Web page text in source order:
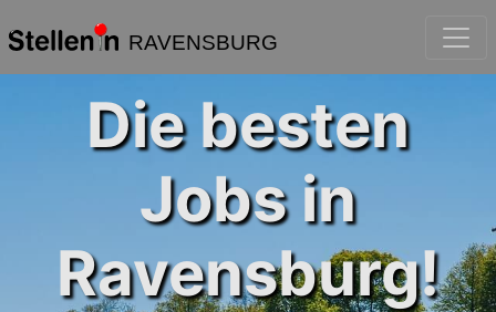
RAVENSBURG
Die besten
Jobs in
Ravensburg!